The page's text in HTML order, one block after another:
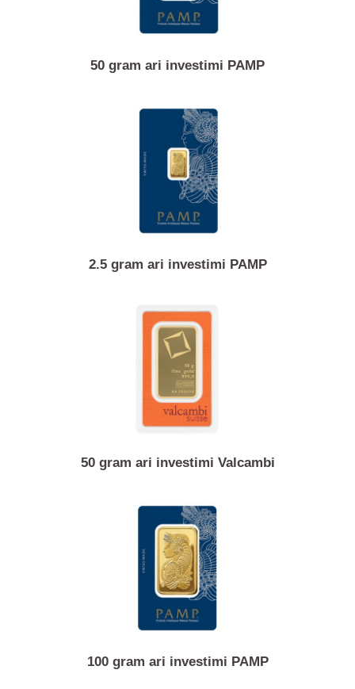
50 gram ari investimi PAMP
2.5 gram ari investimi PAMP
50 gram ari investimi Valcambi